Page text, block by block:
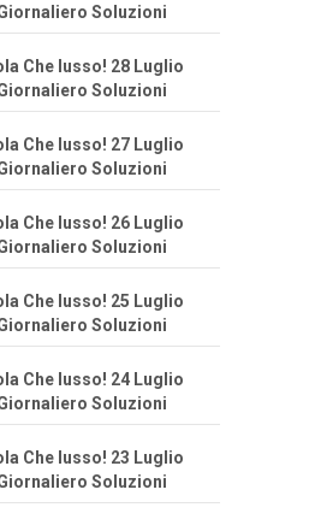
Soluzioni
Che lusso! 28 Luglio
Soluzioni
Che lusso! 27 Luglio
Soluzioni
Che lusso! 26 Luglio
Soluzioni
Che lusso! 25 Luglio
Soluzioni
Che lusso! 24 Luglio
Soluzioni
Che lusso! 23 Luglio
Soluzioni